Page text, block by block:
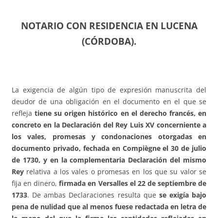
NOTARIO CON RESIDENCIA EN LUCENA
(CÓRDOBA).
La exigencia de algún tipo de expresión manuscrita del
deudor de una obligación en el documento en el que se
reflejatiene su origen histórico en el derecho francés, en
concreto en la Declaración del Rey Luis XV concerniente a
los vales, promesas y condonaciones otorgadas en
documento privado, fechada en Compiègne el 30 de julio
de 1730, y en la complementaria Declaración del mismo
Rey relativa a los vales o promesas en los que su valor se
fija en dinero,firmada en Versalles el 22 de septiembre de
1733. De ambas Declaraciones resulta que se exigía bajo
pena de nulidad que al menos fuese redactada en letra de